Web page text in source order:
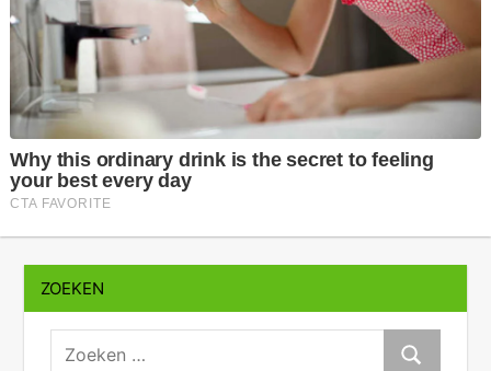
ZOEKEN
zoeken:
Zoeken